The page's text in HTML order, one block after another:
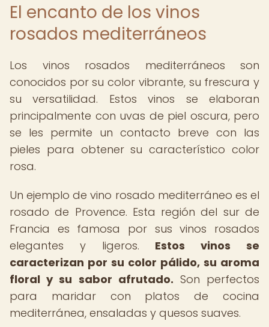
El encanto de los vinos
rosados mediterráneos
Los vinos rosados mediterráneos son
conocidos por su color vibrante, su frescura y
su versatilidad. Estos vinos se elaboran
principalmente con uvas de piel oscura, pero
se les permite un contacto breve con las
pieles para obtener su característico color
rosa.
Un ejemplo de vino rosado mediterráneo es el
rosado de Provence. Esta región del sur de
Francia es famosa por sus vinos rosados
elegantes y ligeros. Estos vinos se
caracterizan por su color pálido, su aroma
floral y su sabor afrutado. Son perfectos
para maridar con platos de cocina
mediterránea, ensaladas y quesos suaves.